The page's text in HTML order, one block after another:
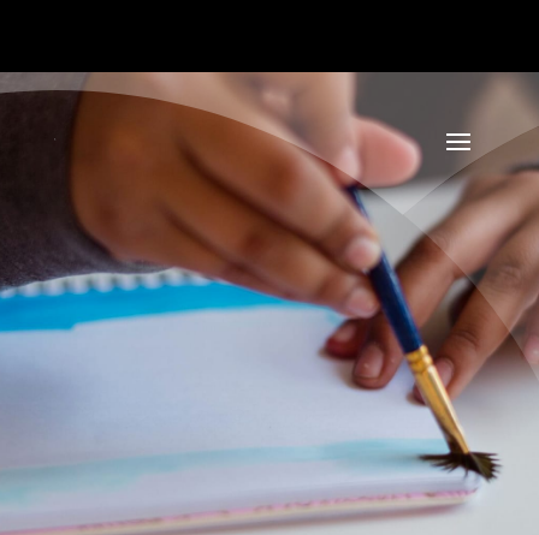
ORIENTATION
Parcours
Contractualisé
d’Accompagnement
Vers l’Emploi Et
l’Autonomie
S'inscrire